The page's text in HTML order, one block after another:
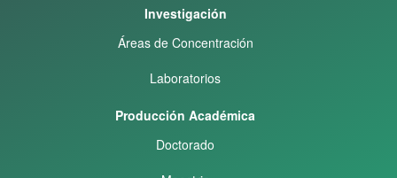
Investigación
Áreas de Concentración
Laboratorios
Producción Académica
Doctorado